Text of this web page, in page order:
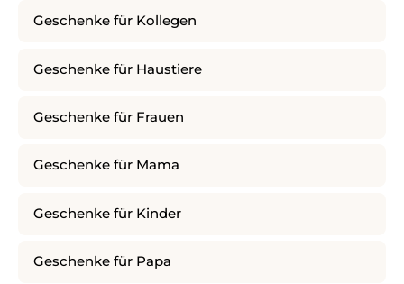
Geschenke für Kollegen
Geschenke für Haustiere
Geschenke für Frauen
Geschenke für Mama
Geschenke für Kinder
Geschenke für Papa